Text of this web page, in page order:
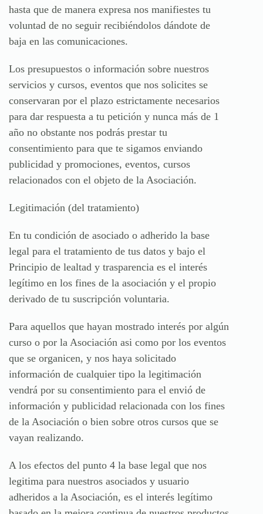
hasta que de manera expresa nos manifiestes tu
voluntad de no seguir recibiéndolos dándote de
baja en las comunicaciones.
Los presupuestos o información sobre nuestros
servicios y cursos, eventos que nos solicites se
conservaran por el plazo estrictamente necesarios
para dar respuesta a tu petición y nunca más de 1
año no obstante nos podrás prestar tu
consentimiento para que te sigamos enviando
publicidad y promociones, eventos, cursos
relacionados con el objeto de la Asociación.
Legitimación (del tratamiento)
En tu condición de asociado o adherido la base
legal para el tratamiento de tus datos y bajo el
Principio de lealtad y trasparencia es el interés
legítimo en los fines de la asociación y el propio
derivado de tu suscripción voluntaria.
Para aquellos que hayan mostrado interés por algún
curso o por la Asociación asi como por los eventos
que se organicen, y nos haya solicitado
información de cualquier tipo la legitimación
vendrá por su consentimiento para el envió de
información y publicidad relacionada con los fines
de la Asociación o bien sobre otros cursos que se
vayan realizando.
A los efectos del punto 4 la base legal que nos
legitima para nuestros asociados y usuario
adheridos a la Asociación, es el interés legítimo